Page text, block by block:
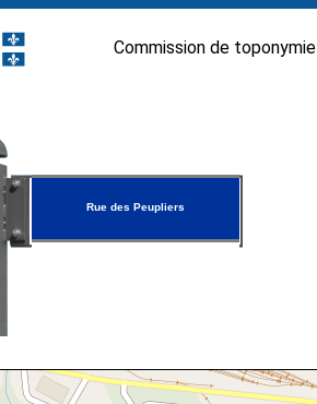
Commission de toponymie
Rue des Peupliers